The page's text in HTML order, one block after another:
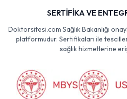
SERTİFİKA VE
Doktorsitesi.com Sağlık Bakanlığı
platformudur. Sertifikaları ile
sağlık hizmetlerine